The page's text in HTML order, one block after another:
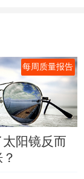
每周质量报告
阳镜反而